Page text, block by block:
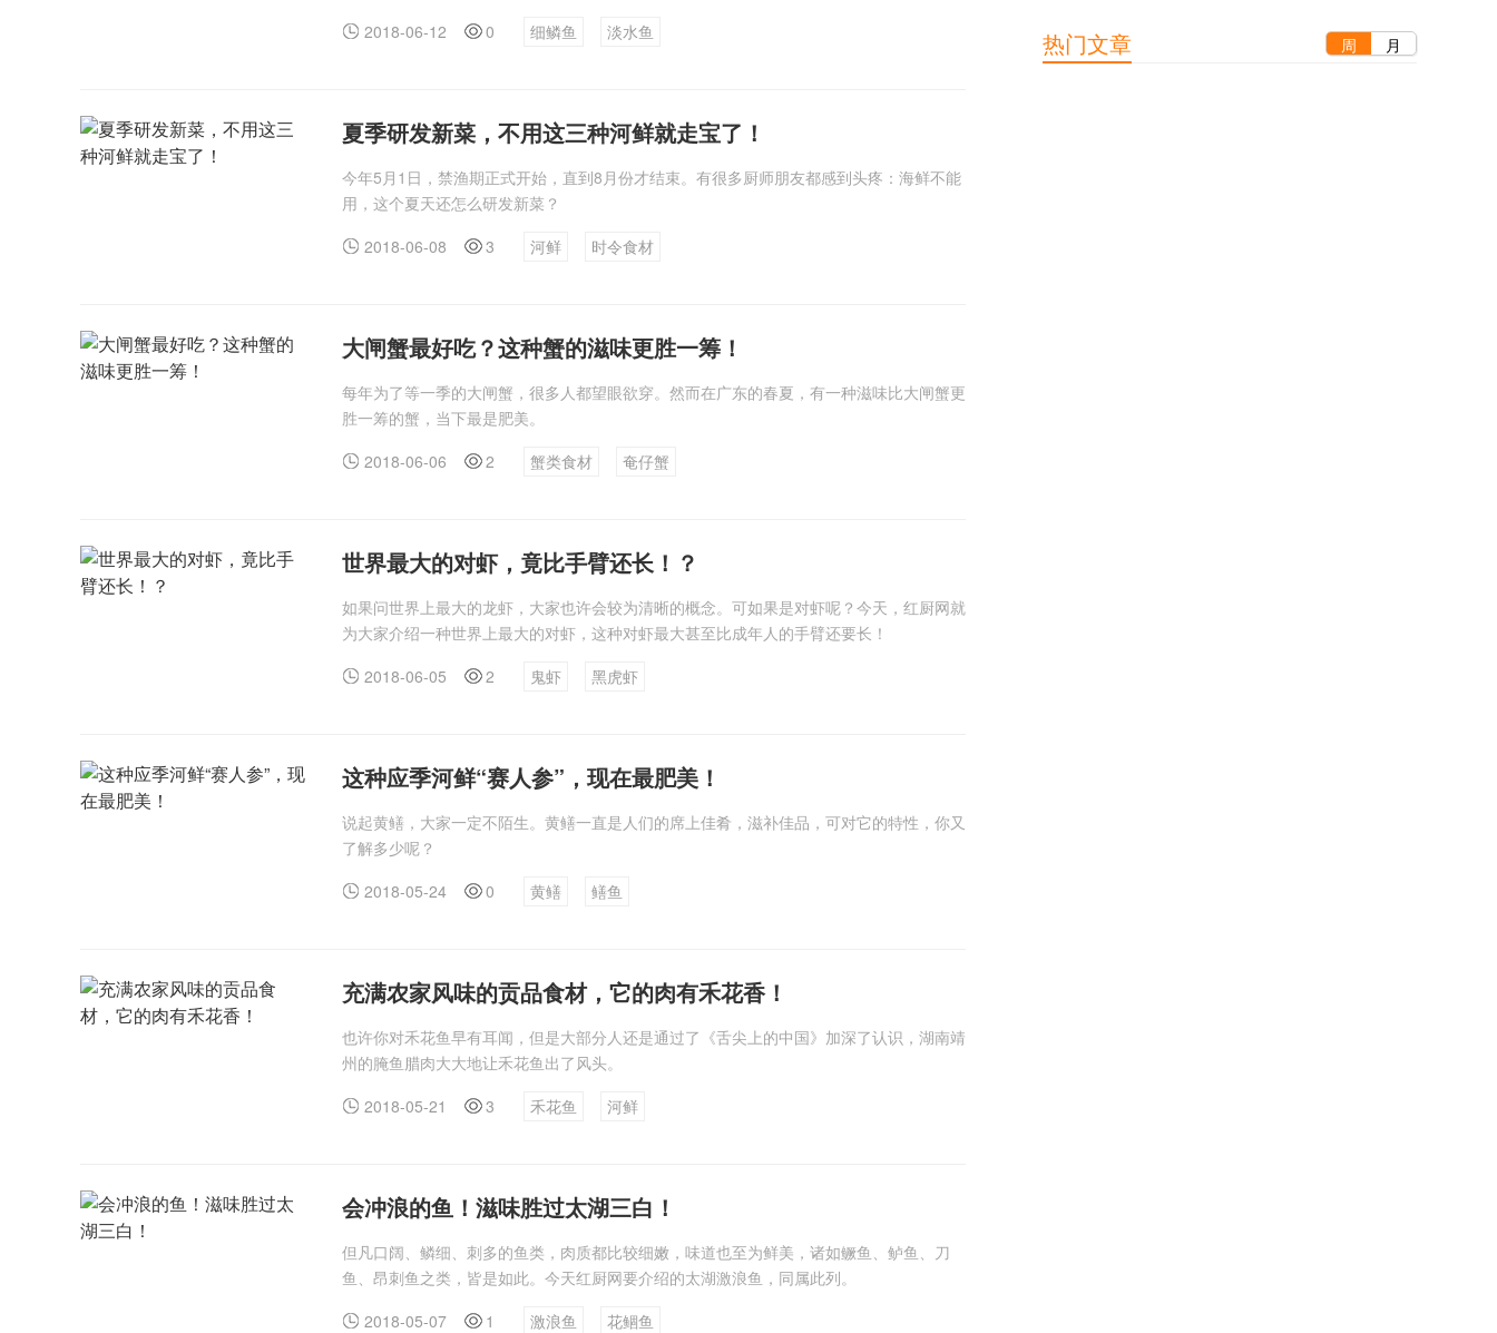
2018-06-12
0 细鳞鱼 淡水鱼
夏季研发新菜，不用这三种河鲜就走宝了！
今年5月1日，禁渔期正式开始，直到8月份才结束。有很多厨师朋友都感到头疼：海鲜不能
用，这个夏天还怎么研发新菜？
2018-06-08
3 河鲜 时令食材
大闸蟹最好吃？这种蟹的滋味更胜一筹！
每年为了等一季的大闸蟹，很多人都望眼欲穿。然而在广东的春夏，有一种滋味比大闸蟹更
胜一筹的蟹，当下最是肥美。
2018-06-06
2 蟹类食材 奄仔蟹
世界最大的对虾，竟比手臂还长！？
如果问世界上最大的龙虾，大家也许会较为清晰的概念。可如果是对虾呢？今天，红厨网就
为大家介绍一种世界上最大的对虾，这种对虾最大甚至比成年人的手臂还要长！
2018-06-05
2 鬼虾 黑虎虾
这种应季河鲜“赛人参”，现在最肥美！
说起黄鳝，大家一定不陌生。黄鳝一直是人们的席上佳肴，滋补佳品，可对它的特性，你又
了解多少呢？
2018-05-24
0 黄鳝 鳝鱼
充满农家风味的贡品食材，它的肉有禾花香！
也许你对禾花鱼早有耳闻，但是大部分人还是通过了《舌尖上的中国》加深了认识，湖南靖
州的腌鱼腊肉大大地让禾花鱼出了风头。
2018-05-21
3 禾花鱼 河鲜
会冲浪的鱼！滋味胜过太湖三白！
但凡口阔、鳞细、刺多的鱼类，肉质都比较细嫩，味道也至为鲜美，诸如鳜鱼、鲈鱼、刀
鱼、昂刺鱼之类，皆是如此。今天红厨网要介绍的太湖激浪鱼，同属此列。
2018-05-07
1 激浪鱼 花鲴鱼
12
什么是好黄油，你真的
热门文章 周 月